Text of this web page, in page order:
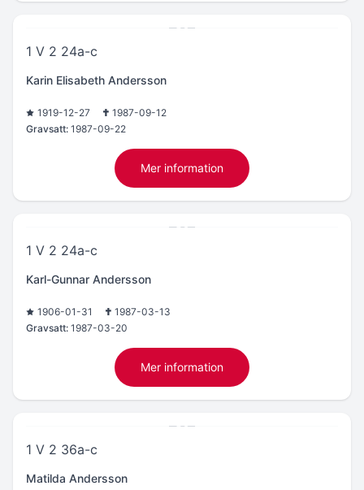
1 V 2 24a-c
Karin Elisabeth Andersson
1919-12-27
1987-09-12
Gravsatt: 1987-09-22
Mer information
1 V 2 24a-c
Karl-Gunnar Andersson
1906-01-31
1987-03-13
Gravsatt: 1987-03-20
Mer information
1 V 2 36a-c
Matilda Andersson